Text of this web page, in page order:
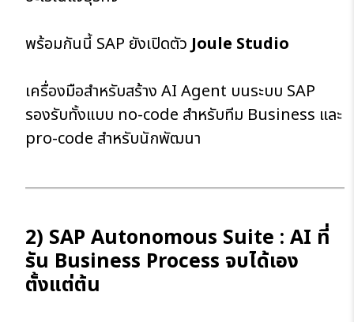
พร้อมกันนี้ SAP ยังเปิดตัวJoule Studio
เครื่องมือสำหรับสร้าง AI Agent บนระบบ SAP
รองรับทั้งแบบ no-code สำหรับทีม Business และ
pro-code สำหรับนักพัฒนา
2) SAP Autonomous Suite : AI ที่
รัน Business Process จบได้เอง
ตั้งแต่ต้น